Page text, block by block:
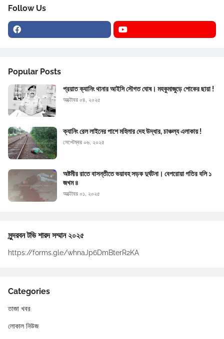
Follow Us
Popular Posts
প্রয়াত ক্যানিং থানার আইসি সৌগত ঘোষ। মহকুমাজুড়ে শোকের ছায়া !
অক্টোবর ০৪, ২০২৫
ক্যানিং রেল লাইনের পাশে মহিলার দেহ উদ্ধার, চাঞ্চল্য এলাকায় !
সেপ্টেম্বর ০৬, ২০২৫
অষ্টমীর রাতে বাসন্তীতে ভয়াবহ সড়ক দুর্ঘটনা। বেপরোয়া গতির বলি ১
জখম ৪
অক্টোবর ০১, ২০২৫
সুন্দরবন টভি শারদ সম্মান ২০২৫
https://forms.gle/whnaJp6DmBterR2KA
Categories
তাজা খবর
লোকাল নিউজ